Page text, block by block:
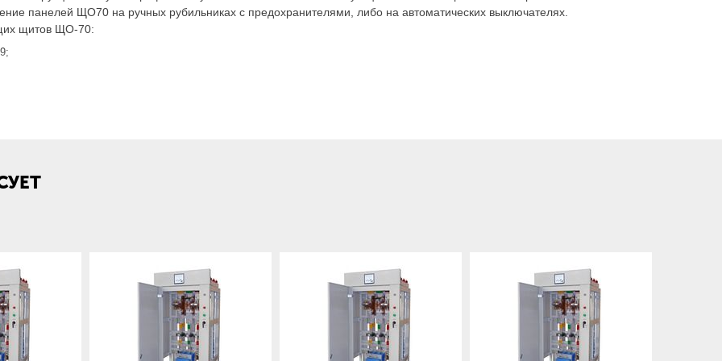
панелей ЩО70 на ручных рубильниках с предохранителями, либо на автоматических выключателях.
щитов ЩО-70:
щитов комплектуются шинным мостом. Расстояние между фасадами панелей 1500 мм и более.